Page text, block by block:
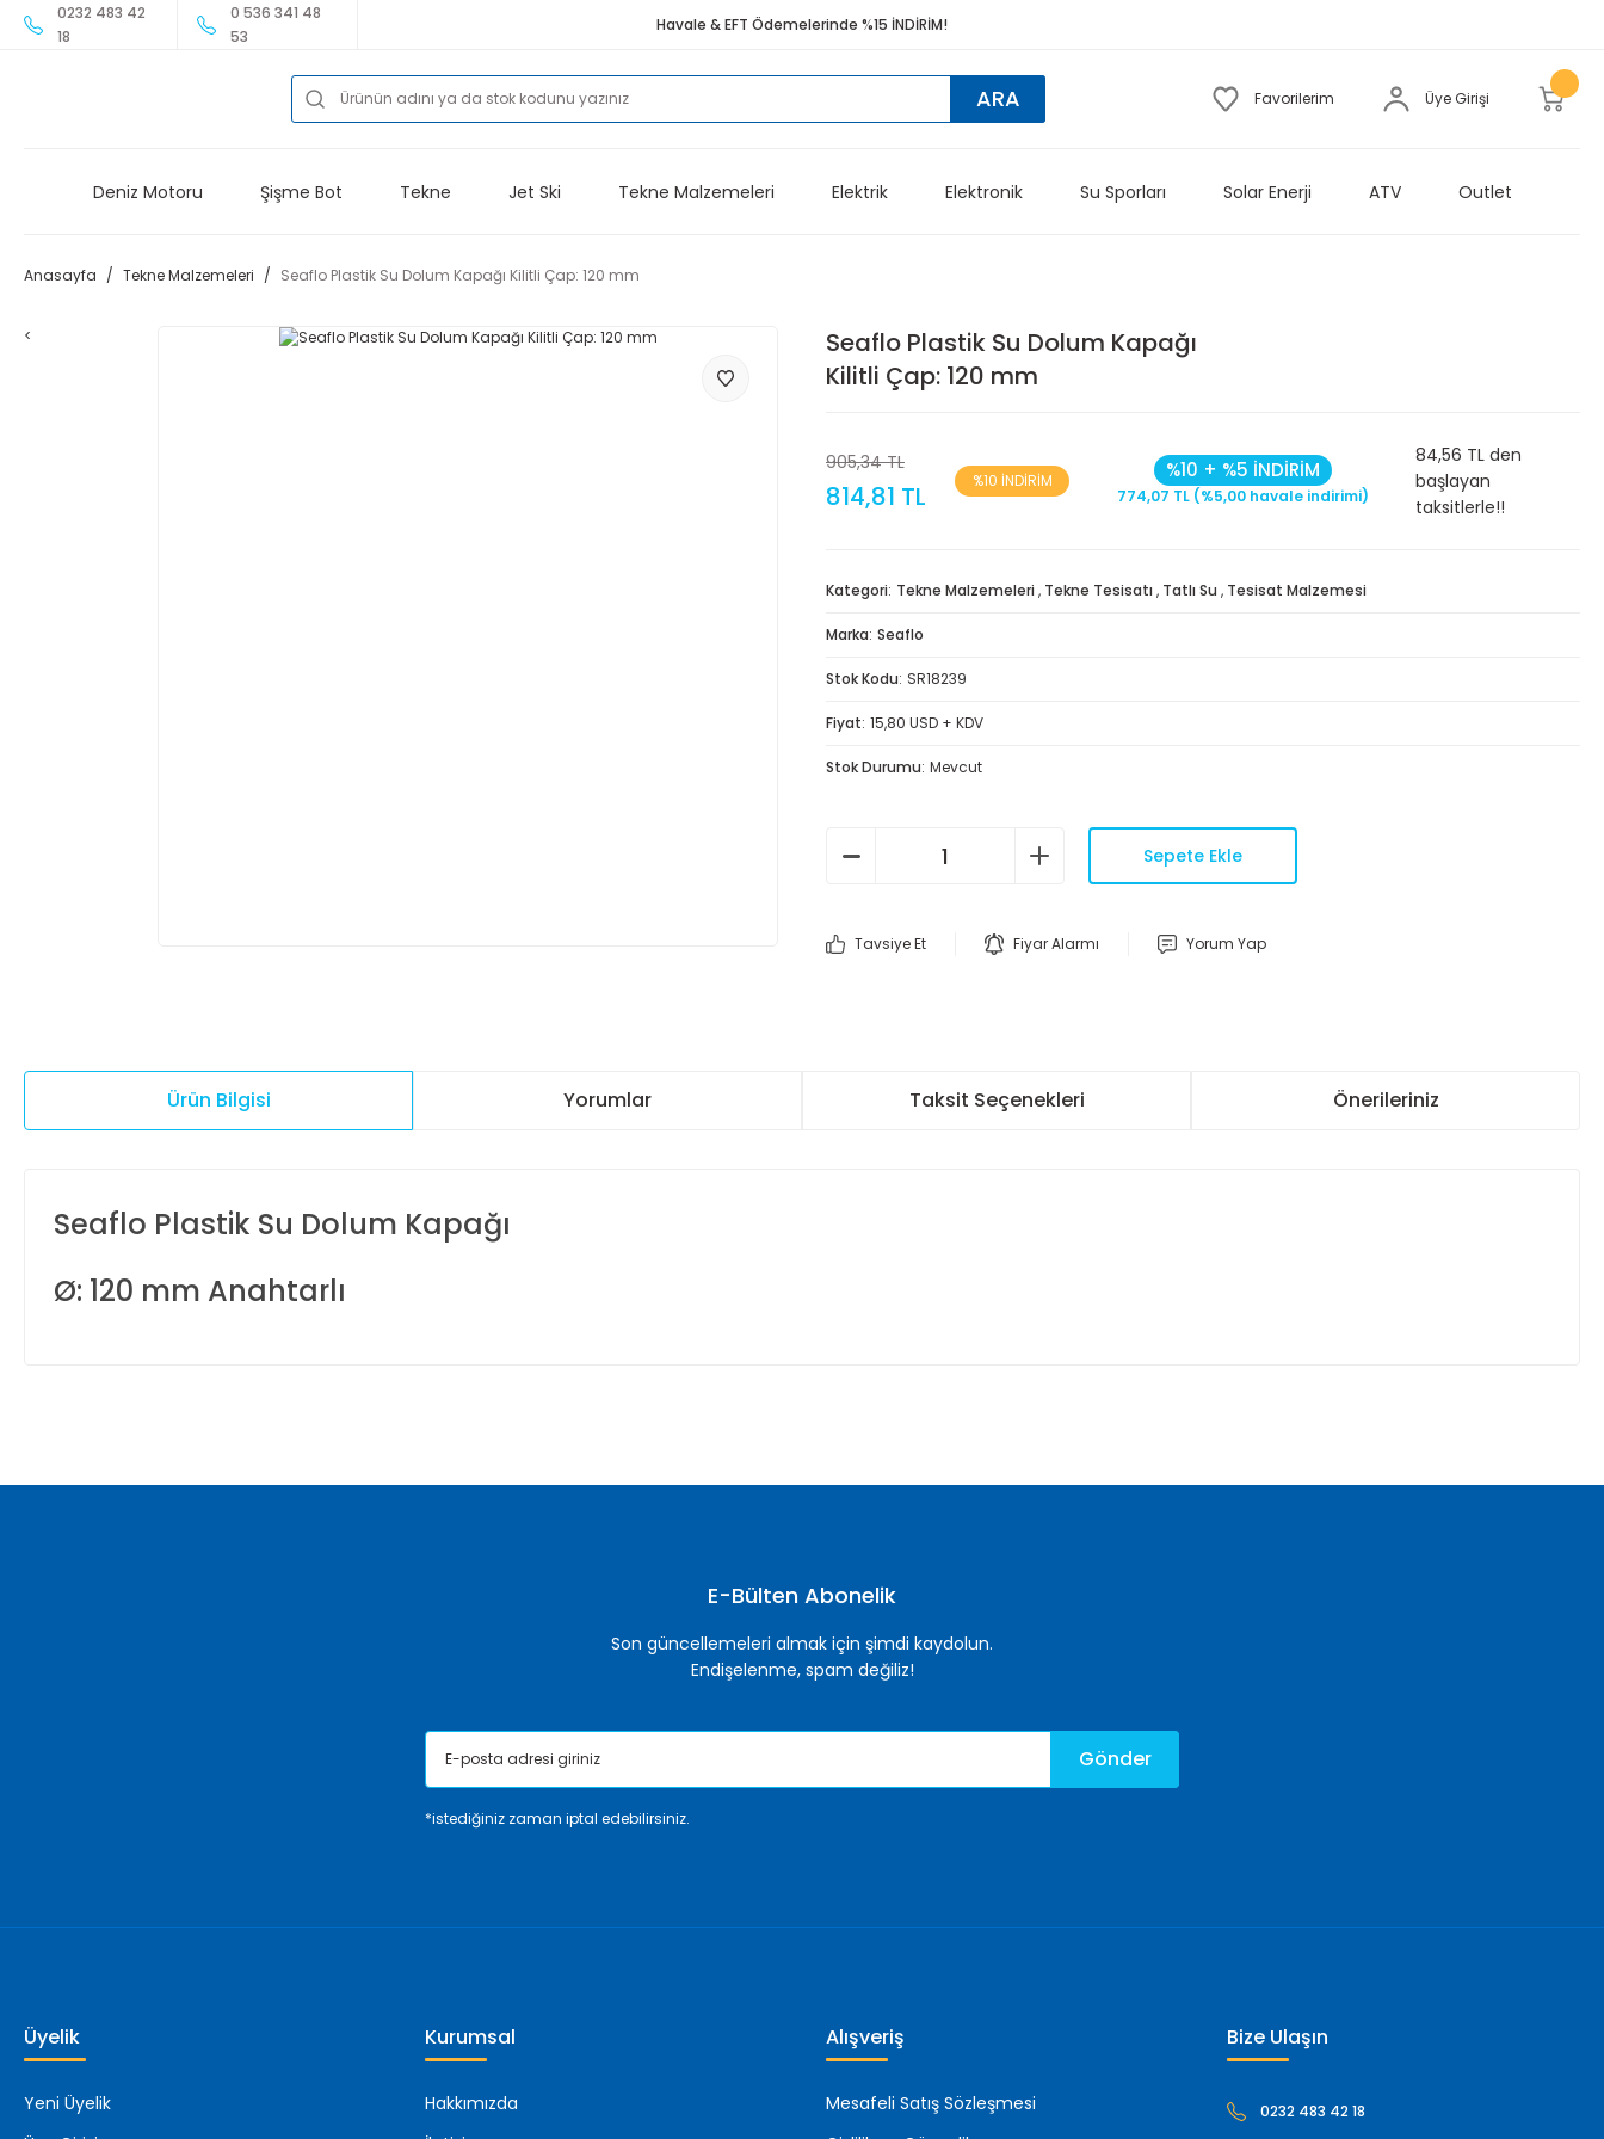
0232 483 42
18
0 536 341 48
53
Havale & EFT Ödemelerinde %15 İNDİRİM!
ARA Favorilerim Üye Girişi
Deniz Motoru Şişme Bot Tekne Jet Ski Tekne Malzemeleri Elektrik Elektronik Su Sporları Solar Enerji ATV Outlet
Anasayfa Tekne Malzemeleri Seaflo Plastik Su Dolum Kapağı Kilitli Çap: 120 mm
<
Seaflo Plastik Su Dolum Kapağı
Kilitli Çap: 120 mm
905,34 TL
814,81 TL %10 İNDİRİM %10 + %5 İNDİRİM
774,07 TL (%5,00 havale indirimi)
84,56 TL den
başlayan
taksitlerle!!
Kategori Tekne Malzemeleri , Tekne Tesisatı , Tatlı Su , Tesisat Malzemesi
Marka Seaflo
Stok Kodu SR18239
Fiyat 15,80 USD + KDV
Stok Durumu Mevcut
Sepete Ekle
Tavsiye Et Fiyar Alarmı Yorum Yap
Ürün Bilgisi Yorumlar Taksit Seçenekleri Önerileriniz
Seaflo Plastik Su Dolum Kapağı
Ø: 120 mm Anahtarlı
E-Bülten Abonelik
Son güncellemeleri almak için şimdi kaydolun.
Endişelenme, spam değiliz!
Gönder
*istediğiniz zaman iptal edebilirsiniz.
Üyelik
Yeni Üyelik
Kurumsal
Hakkımızda
Alışveriş
Mesafeli Satış Sözleşmesi
Bize Ulaşın
0232 483 42 18